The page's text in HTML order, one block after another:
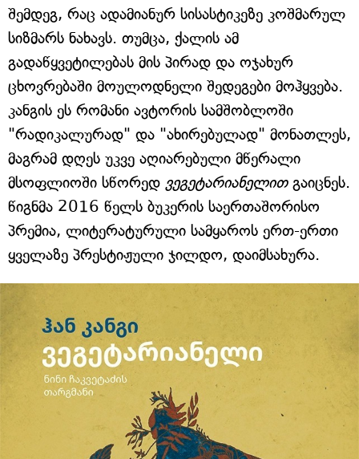
შემდეგ, რაც ადამიანურ სისასტიკეზე კოშმარულ
სიზმარს ნახავს. თუმცა, ქალის ამ
გადაწყვეტილებას მის პირად და ოჯახურ
ცხოვრებაში მოულოდნელი შედეგები მოჰყვება.
კანგის ეს რომანი ავტორის სამშობლოში
"რადიკალურად" და "ახირებულად" მონათლეს,
მაგრამ დღეს უკვე აღიარებული მწერალი
მსოფლიოში სწორედ ვეგეტარიანელითგაიცნეს.
წიგნმა 2016 წელს ბუკერის საერთაშორისო
პრემია, ლიტერატურული სამყაროს ერთ-ერთი
ყველაზე პრესტიჟული ჯილდო, დაიმსახურა.